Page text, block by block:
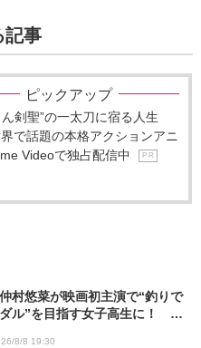
記事
ピックアップ
剣聖”の一太刀に宿る人生
で話題の本格アクションアニ
Videoで独占配信中
P R
村悠菜が映画初主演で“釣りで
ル”を目指す女子高生に！ 映
8/8 19:30